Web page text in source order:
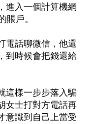
進入一個計算機網
賬戶。
電話聊微信，他還
到時候會把錢還給
這樣一步步落入騙
女士打對方電話再
意識到自己上當受